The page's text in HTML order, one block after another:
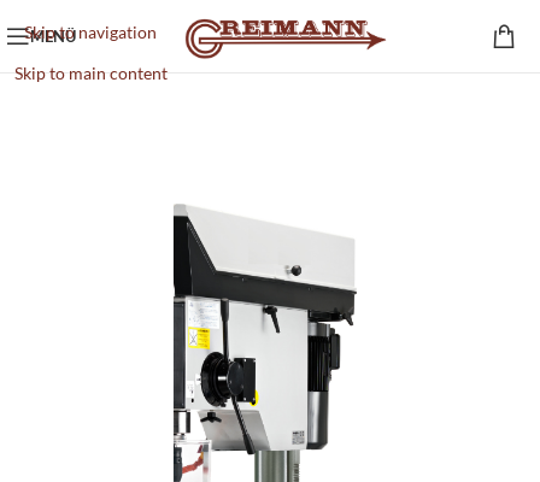
Skip to navigation
Skip to main content
MENÜ